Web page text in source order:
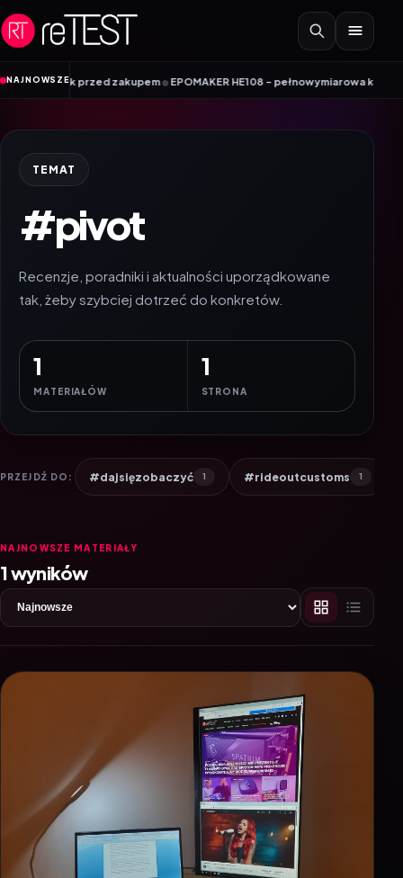
Przejdź do treści
NAJNOWSZEprzed zakupem•EPOMAKER HE108 – pełnowymiarowa klawiatura
TEMAT
#pivot
Recenzje, poradniki i aktualności uporządkowane
tak, żeby szybciej dotrzeć do konkretów.
1
MATERIAŁÓW
1
STRONA
PRZEJDŹ DO: #dajsięzobaczyć 1 #rideoutcustoms 1
NAJNOWSZE MATERIAŁY
1 wyników